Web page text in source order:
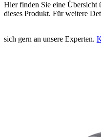
Hier finden Sie eine Übersicht
dieses Produkt. Für weitere
sich gern an unsere Experten.